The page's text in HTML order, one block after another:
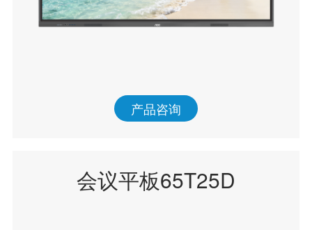
产品咨询
会议平板65T25D